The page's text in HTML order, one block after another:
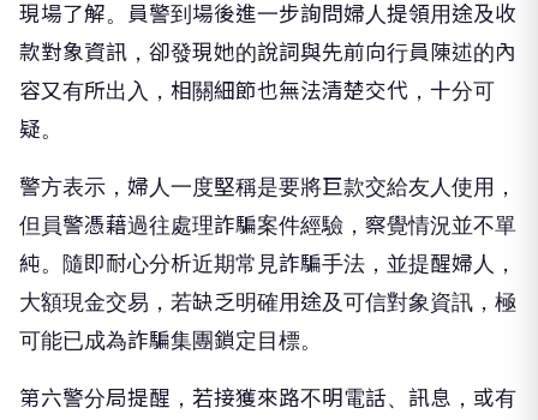
現場了解。員警到場後進一步詢問婦人提領用途及收
款對象資訊，卻發現她的說詞與先前向行員陳述的內
容又有所出入，相關細節也無法清楚交代，十分可
疑。
警方表示，婦人一度堅稱是要將巨款交給友人使用，
但員警憑藉過往處理詐騙案件經驗，察覺情況並不單
純。隨即耐心分析近期常見詐騙手法，並提醒婦人，
大額現金交易，若缺乏明確用途及可信對象資訊，極
可能已成為詐騙集團鎖定目標。
第六警分局提醒，若接獲來路不明電話、訊息，或有